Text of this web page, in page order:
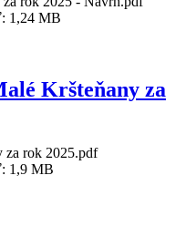
1,24 MB
Kršteňany za
za rok 2025.pdf
1,9 MB